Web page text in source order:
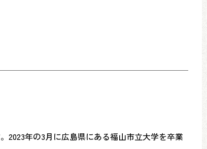
2023年の3月に広島県にある福山市立大学を卒業